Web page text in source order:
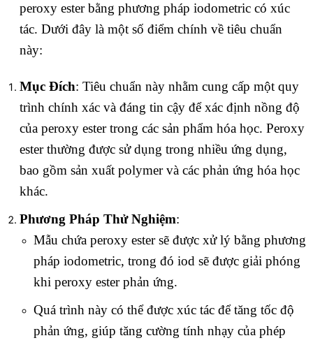
peroxy ester bằng phương pháp iodometric có xúc
tác. Dưới đây là một số điểm chính về tiêu chuẩn
này:
Mục Đích: Tiêu chuẩn này nhằm cung cấp một quy
trình chính xác và đáng tin cậy để xác định nồng độ
của peroxy ester trong các sản phẩm hóa học. Peroxy
ester thường được sử dụng trong nhiều ứng dụng,
bao gồm sản xuất polymer và các phản ứng hóa học
khác.
Phương Pháp Thử Nghiệm:
Mẫu chứa peroxy ester sẽ được xử lý bằng phương
pháp iodometric, trong đó iod sẽ được giải phóng
khi peroxy ester phản ứng.
Quá trình này có thể được xúc tác để tăng tốc độ
phản ứng, giúp tăng cường tính nhạy của phép